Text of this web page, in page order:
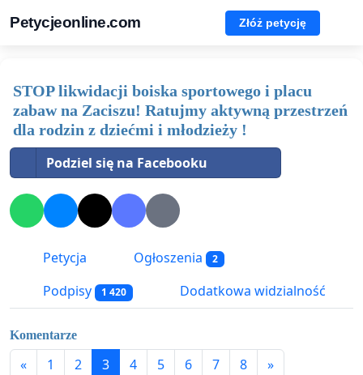
Petycjeonline.com Złóż petycję
STOP likwidacji boiska sportowego i placu
zabaw na Zaciszu! Ratujmy aktywną przestrzeń
dla rodzin z dziećmi i młodzieży !
Podziel się na Facebooku
Petycja Ogłoszenia 2
Podpisy 1 420 Dodatkowa widzialność
Komentarze
« 1 2 3 4 5 6 7 8 »